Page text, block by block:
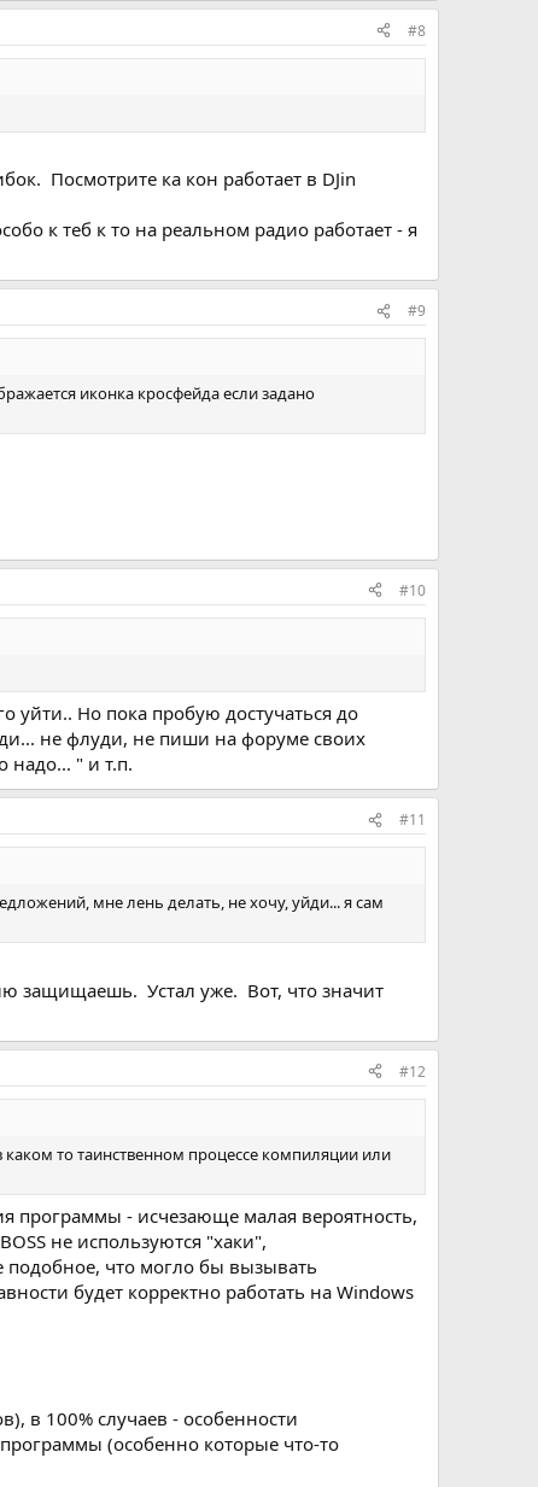
#8
Посмотрите ка кон работает в DJin
к теб к то на реальном радио работает - я
#9
иконка кросфейда если задано
#10
уйти.. Но пока пробую достучаться до
не флуди, не пиши на форуме своих
надо... " и т.п.
#11
мне лень делать, не хочу, уйди... я сам
защищаешь. Устал уже. Вот, что значит
#12
то таинственном процессе компиляции или
программы - исчезающе малая вероятность,
не используются "хаки",
подобное, что могло бы вызывать
будет корректно работать на Windows
в 100% случаев - особенности
(особенно которые что-то